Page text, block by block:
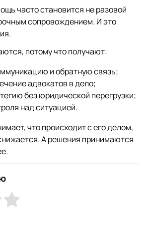
часто становится не разовой
сопровождением. И это
потому что получают:
и обратную связь;
адвокатов в дело;
без юридической перегрузки;
над ситуацией.
что происходит с его делом,
А решения принимаются